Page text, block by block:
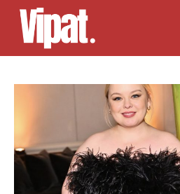
Skip
content